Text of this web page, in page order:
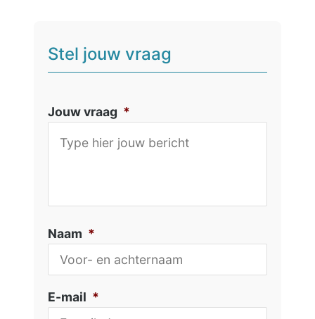
Stel jouw vraag
Jouw vraag *
Naam *
E-mail *